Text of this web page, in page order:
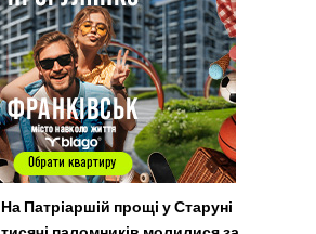
На Патріаршій прощі у Старуні